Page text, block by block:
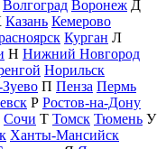
Волгоград Воронеж Д
Казань Кемерово
Курган Л
Н Нижний Новгород
Норильск
П Пенза Пермь
Р Ростов-на-Дону
Сочи Т Томск Тюмень У
Ханты-Мансийск